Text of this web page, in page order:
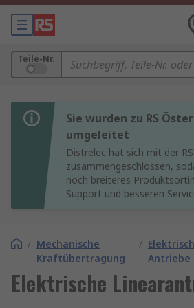
Teile-Nr.
Sie wurden zu RS
umgeleitet
Distrelec hat sich mit der
zusammengeschlossen,
noch breiteres
Support und besseren
/ Mechanische
Kraftübertragung
/
Antriebe
Elektrische